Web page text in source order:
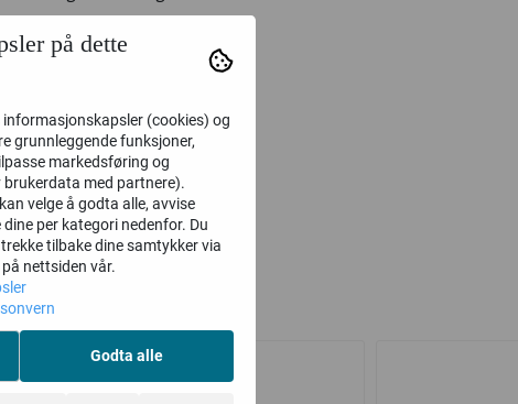
produkter
på dette
(cookies) og
grunnleggende funksjoner,
markedsføring og
med partnere).
velge å godta alle, avvise
per kategori nedenfor. Du
tilbake dine samtykker via
nettsiden vår.
Godta alle